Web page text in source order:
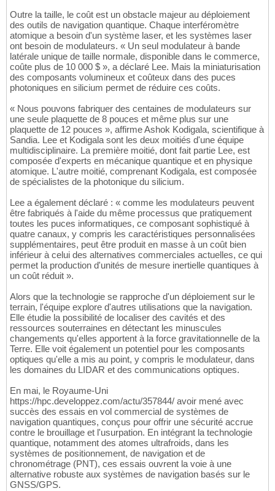
Outre la taille, le coût est un obstacle majeur au déploiement
des outils de navigation quantique. Chaque interféromètre
atomique a besoin d'un système laser, et les systèmes laser
ont besoin de modulateurs. « Un seul modulateur à bande
latérale unique de taille normale, disponible dans le commerce,
coûte plus de 10 000 $ », a déclaré Lee. Mais la miniaturisation
des composants volumineux et coûteux dans des puces
photoniques en silicium permet de réduire ces coûts.
« Nous pouvons fabriquer des centaines de modulateurs sur
une seule plaquette de 8 pouces et même plus sur une
plaquette de 12 pouces », affirme Ashok Kodigala, scientifique à
Sandia. Lee et Kodigala sont les deux moitiés d'une équipe
multidisciplinaire. La première moitié, dont fait partie Lee, est
composée d'experts en mécanique quantique et en physique
atomique. L'autre moitié, comprenant Kodigala, est composée
de spécialistes de la photonique du silicium.
Lee a également déclaré : « comme les modulateurs peuvent
être fabriqués à l'aide du même processus que pratiquement
toutes les puces informatiques, ce composant sophistiqué à
quatre canaux, y compris les caractéristiques personnalisées
supplémentaires, peut être produit en masse à un coût bien
inférieur à celui des alternatives commerciales actuelles, ce qui
permet la production d'unités de mesure inertielle quantiques à
un coût réduit ».
Alors que la technologie se rapproche d'un déploiement sur le
terrain, l'équipe explore d'autres utilisations que la navigation.
Elle étudie la possibilité de localiser des cavités et des
ressources souterraines en détectant les minuscules
changements qu'elles apportent à la force gravitationnelle de la
Terre. Elle voit également un potentiel pour les composants
optiques qu'elle a mis au point, y compris le modulateur, dans
les domaines du LIDAR et des communications optiques.
En mai, le Royaume-Uni
https://hpc.developpez.com/actu/357844/ avoir mené avec
succès des essais en vol commercial de systèmes de
navigation quantiques, conçus pour offrir une sécurité accrue
contre le brouillage et l'usurpation. En intégrant la technologie
quantique, notamment des atomes ultrafroids, dans les
systèmes de positionnement, de navigation et de
chronométrage (PNT), ces essais ouvrent la voie à une
alternative robuste aux systèmes de navigation basés sur le
GNSS/GPS.